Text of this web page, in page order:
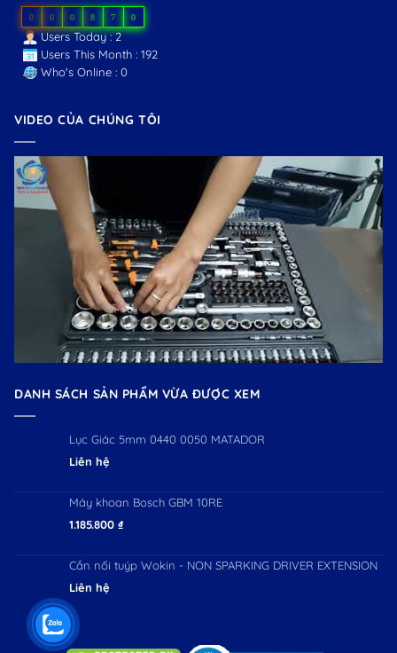
0 0 0 8 7 0
Users Today : 2
Users This Month : 192
Who's Online : 0
VIDEO CỦA CHÚNG TÔI
DANH SÁCH SẢN PHẨM VỪA ĐƯỢC XEM
Lục Giác 5mm 0440 0050 MATADOR
Liên hệ
Máy khoan Bosch GBM 10RE
1.185.800 ₫
Cần nối tuýp Wokin - NON SPARKING DRIVER EXTENSION
Liên hệ